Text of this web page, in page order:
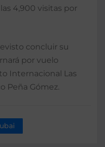
4,900 visitas por
concluir su
por vuelo
Internacional Las
Peña Gómez.